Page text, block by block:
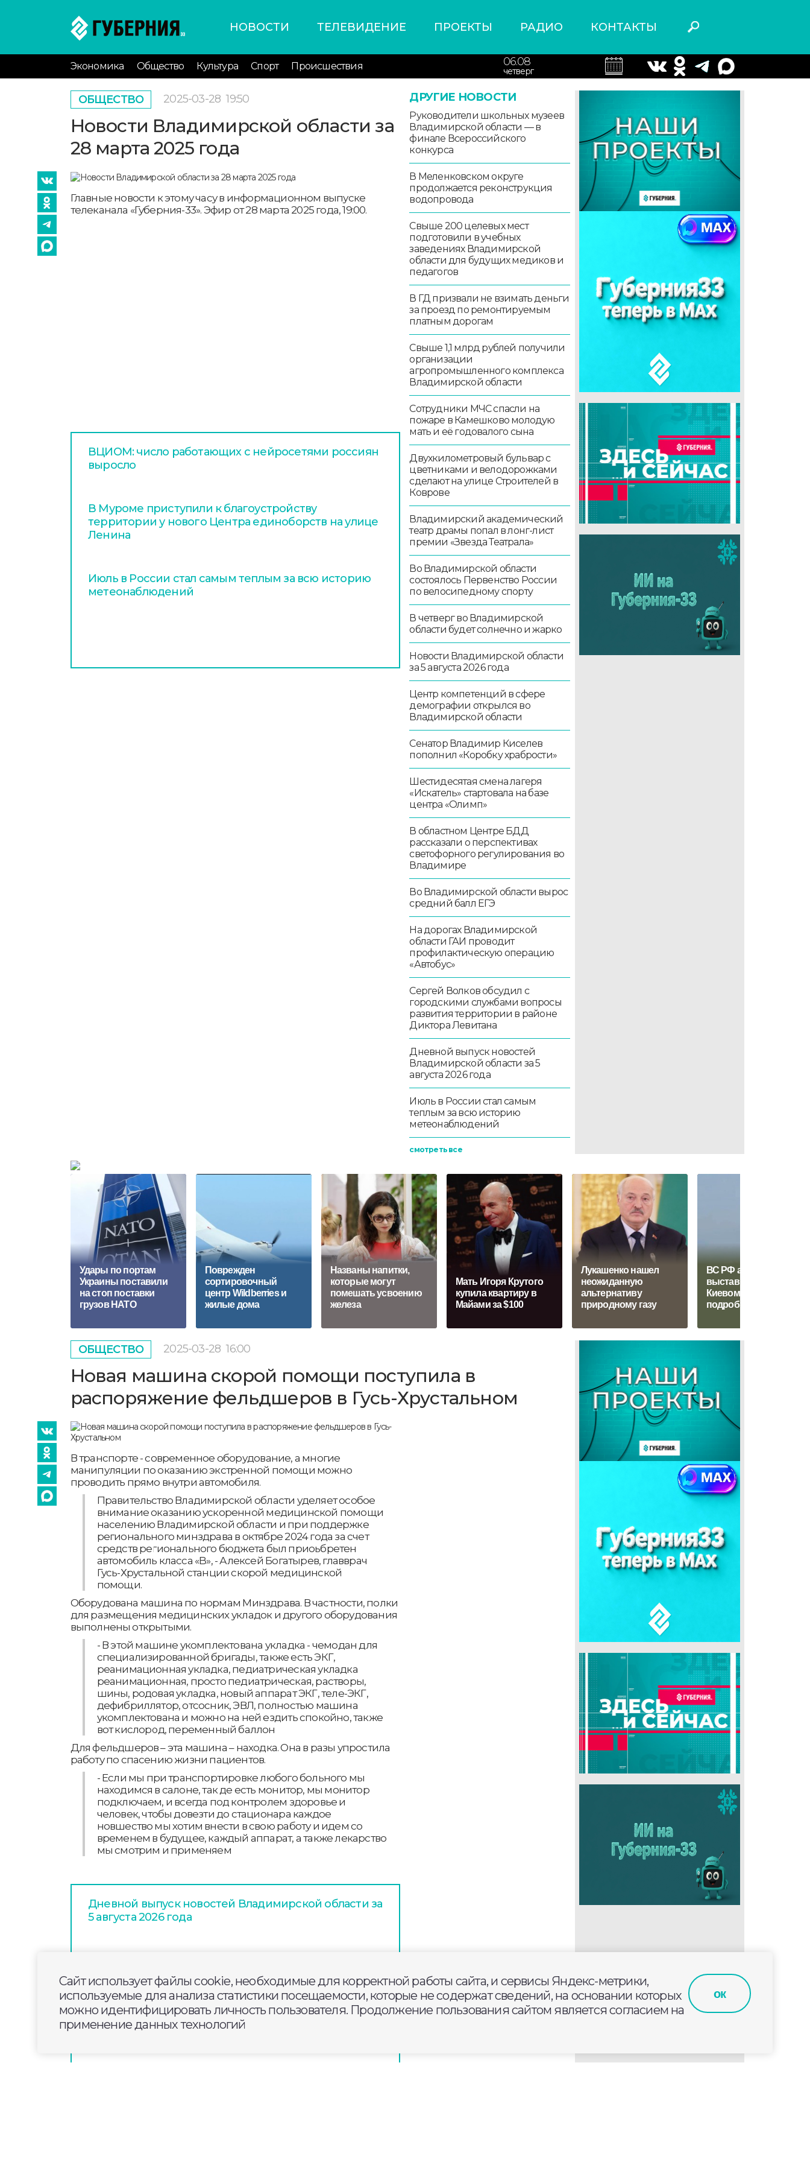
НОВОСТИ ТЕЛЕВИДЕНИЕ ПРОЕКТЫ РАДИО КОНТАКТЫ
Экономика Общество Культура Спорт Происшествия 06.08
четверг
ОБЩЕСТВО 2025-03-28 19:50
Новости Владимирской области за
28 марта 2025 года
Главные новости к этому часу в информационном выпуске
телеканала «Губерния-33». Эфир от 28 марта 2025 года, 19:00.
ВЦИОМ: число работающих с нейросетями россиян
выросло
В Муроме приступили к благоустройству
территории у нового Центра единоборств на улице
Ленина
Июль в России стал самым теплым за всю историю
метеонаблюдений
ДРУГИЕ НОВОСТИ
Руководители школьных музеев
Владимирской области — в
финале Всероссийского
конкурса
В Меленковском округе
продолжается реконструкция
водопровода
Свыше 200 целевых мест
подготовили в учебных
заведениях Владимирской
области для будущих медиков и
педагогов
В ГД призвали не взимать деньги
за проезд по ремонтируемым
платным дорогам
Свыше 1,1 млрд рублей получили
организации
агропромышленного комплекса
Владимирской области
Сотрудники МЧС спасли на
пожаре в Камешково молодую
мать и её годовалого сына
Двухкилометровый бульвар с
цветниками и велодорожками
сделают на улице Строителей в
Коврове
Владимирский академический
театр драмы попал в лонг-лист
премии «Звезда Театрала»
Во Владимирской области
состоялось Первенство России
по велосипедному спорту
В четверг во Владимирской
области будет солнечно и жарко
Новости Владимирской области
за 5 августа 2026 года
Центр компетенций в сфере
демографии открылся во
Владимирской области
Сенатор Владимир Киселев
пополнил «Коробку храбрости»
Шестидесятая смена лагеря
«Искатель» стартовала на базе
центра «Олимп»
В областном Центре БДД
рассказали о перспективах
светофорного регулирования во
Владимире
Во Владимирской области вырос
средний балл ЕГЭ
На дорогах Владимирской
области ГАИ проводит
профилактическую операцию
«Автобус»
Сергей Волков обсудил с
городскими службами вопросы
развития территории в районе
Диктора Левитана
Дневной выпуск новостей
Владимирской области за 5
августа 2026 года
Июль в России стал самым
теплым за всю историю
метеонаблюдений
смотреть все
Удары по портам
Украины поставили
на стоп поставки
грузов НАТО
Поврежден
сортировочный
центр Wildberries и
жилые дома
Названы напитки,
которые могут
помешать усвоению
железа
Мать Игоря Крутого
купила квартиру в
Майами за $100
Лукашенко нашел
неожиданную
альтернативу
природному газу
ВС РФ атаковали
выставку под
Киевом: появились
подробности
ОБЩЕСТВО 2025-03-28 16:00
Новая машина скорой помощи поступила в
распоряжение фельдшеров в Гусь-Хрустальном
В транспорте - современное оборудование, а многие
манипуляции по оказанию экстренной помощи можно
проводить прямо внутри автомобиля.
Правительство Владимирской области уделяет особое
внимание оказанию ускоренной медицинской помощи
населению Владимирской области и при поддержке
регионального минздрава в октябре 2024 года за счет
средств регионального бюджета был приоьбретен
автомобиль класса «B», - Алексей Богатырев, главврач
Гусь-Хрустальной станции скорой медицинской
помощи.
Оборудована машина по нормам Минздрава. В частности, полки
для размещения медицинских укладок и другого оборудования
выполнены открытыми.
- В этой машине укомплектована укладка - чемодан для
специализированной бригады, также есть ЭКГ,
реанимационная укладка, педиатрическая укладка
реанимационная, просто педиатрическая, растворы,
шины, родовая укладка, новый аппарат ЭКГ, теле-ЭКГ,
дефибриллятор, отсосник, ЭВЛ, полностью машина
укомплектована и можно на ней ездить спокойно, также
вот кислород, переменный баллон
Для фельдшеров – эта машина – находка. Она в разы упростила
работу по спасению жизни пациентов.
- Если мы при транспортировке любого больного мы
находимся в салоне, так де есть монитор, мы монитор
подключаем, и всегда под контролем здоровье и
человек, чтобы довезти до стационара каждое
новшество мы хотим внести в свою работу и идем со
временем в будущее, каждый аппарат, а также лекарство
мы смотрим и применяем
Дневной выпуск новостей Владимирской области за
5 августа 2026 года
№7 имени Н.К. Крупской
60‑ю смену легендарного лагеря «Искатель» примет
региональный центр «Олимп»
Сайт использует файлы cookie, необходимые для корректной работы сайта, и сервисы Яндекс-метрики,
используемые для анализа статистики посещаемости, которые не содержат сведений, на основании которых
можно идентифицировать личность пользователя. Продолжение пользования сайтом является согласием на
применение данных технологий
ок